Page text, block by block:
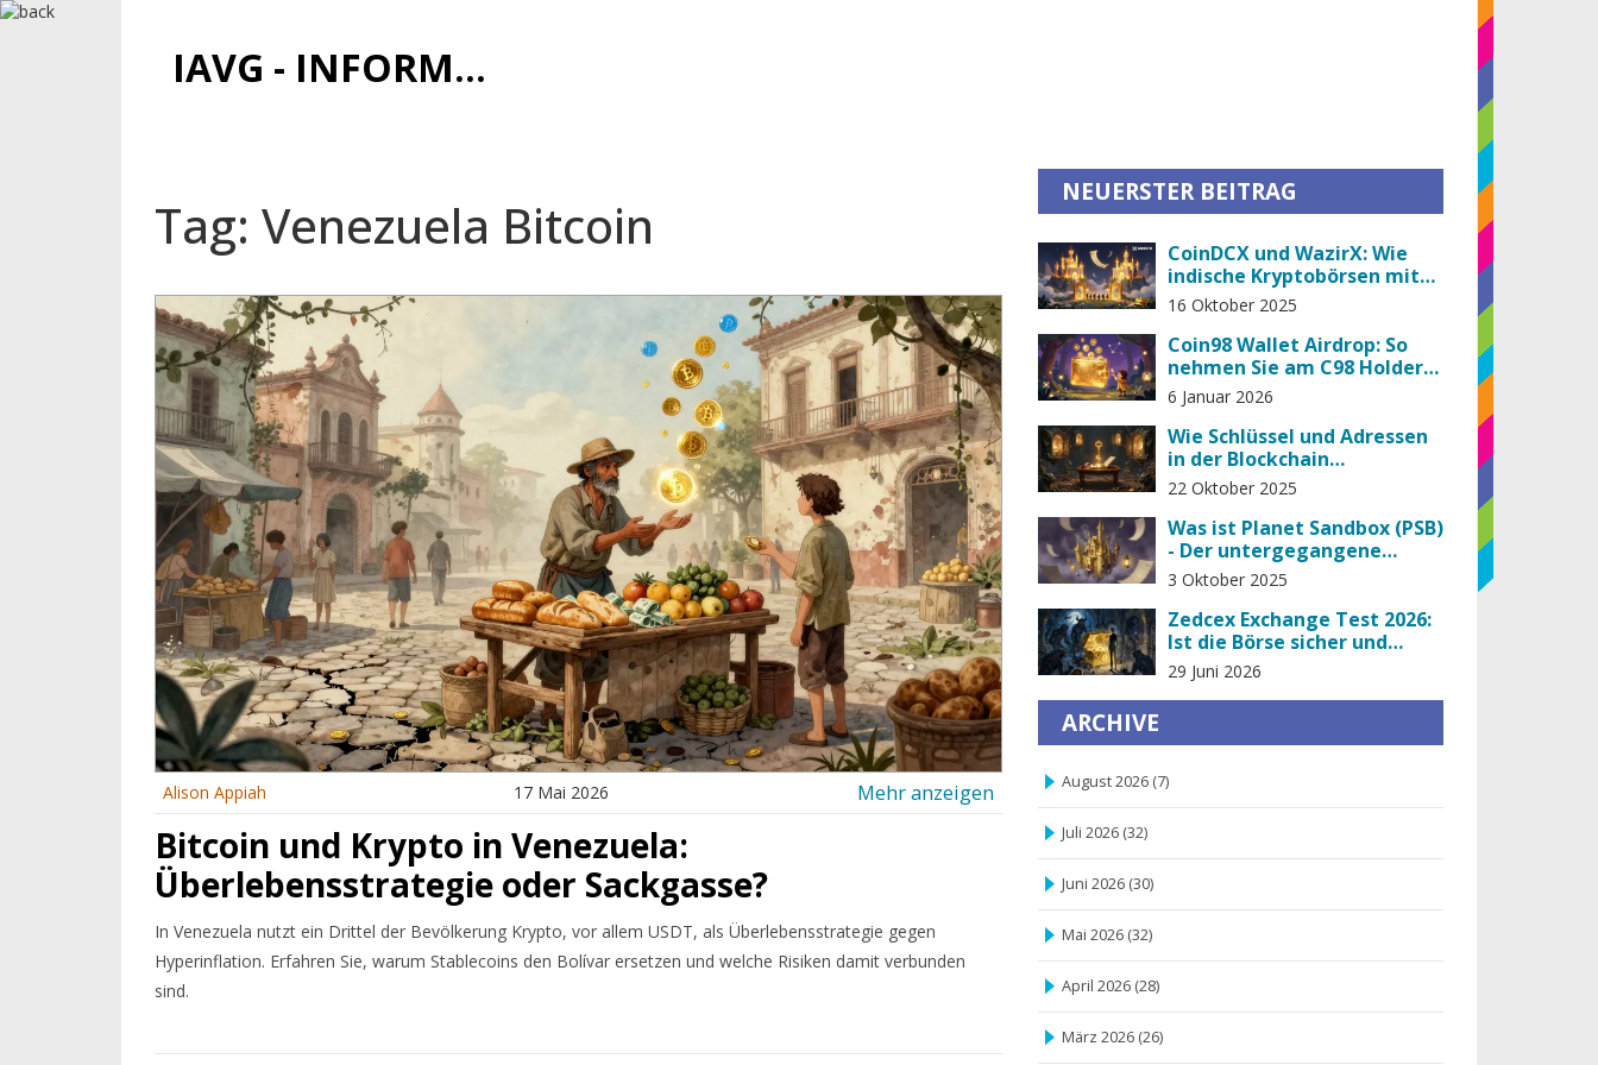
IAVG - INFORMATIONSARCHIV FÜR VIRTUELLE GELDER
Tag: Venezuela Bitcoin
Alison Appiah 17 Mai 2026 Mehr anzeigen
Bitcoin und Krypto in Venezuela:
Überlebensstrategie oder Sackgasse?
In Venezuela nutzt ein Drittel der Bevölkerung Krypto, vor allem USDT, als Überlebensstrategie gegen
Hyperinflation. Erfahren Sie, warum Stablecoins den Bolívar ersetzen und welche Risiken damit verbunden
sind.
NEUERSTER BEITRAG
CoinDCX und WazirX: Wie
indische Kryptobörsen mit
strengen Regulierungen
16 Oktober 2025
Coin98 Wallet Airdrop: So
nehmen Sie am C98 Holder
Airdrop teil und erhalten Sie
kostenlose Tokens
6 Januar 2026
Wie Schlüssel und Adressen
in der Blockchain
zusammenhängen
22 Oktober 2025
Was ist Planet Sandbox (PSB)
- Der untergegangene
Crypto-Token
3 Oktober 2025
Zedcex Exchange Test 2026:
Ist die Börse sicher und
seriös?
29 Juni 2026
ARCHIVE
August 2026 (7)
Juli 2026 (32)
Juni 2026 (30)
Mai 2026 (32)
April 2026 (28)
März 2026 (26)